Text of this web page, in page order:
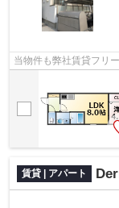
当物件も弊社賃貸フリ
賃貸 | アパート